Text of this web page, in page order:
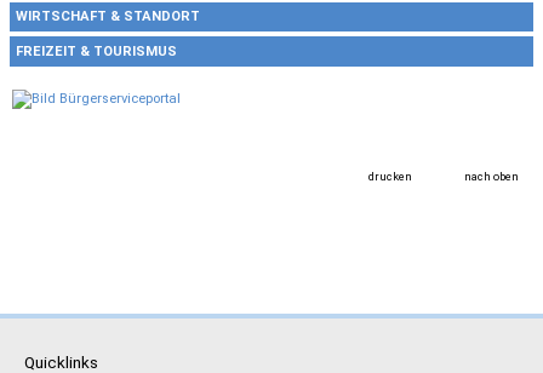
WIRTSCHAFT & STANDORT
FREIZEIT & TOURISMUS
drucken nach oben
Quicklinks